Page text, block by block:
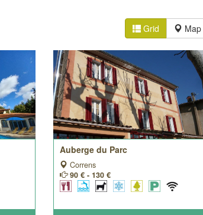
Grid Map
Auberge du Parc
Correns
90 € - 130 €